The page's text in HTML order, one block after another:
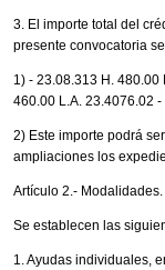
3. El importe total del
presente convocatoria
1) - 23.08.313 H.
460.00 L.A. 23.4076.02
2) Este importe podrá
ampliaciones los
Artículo 2.- Modalidades.
Se establecen las
1. Ayudas individuales,